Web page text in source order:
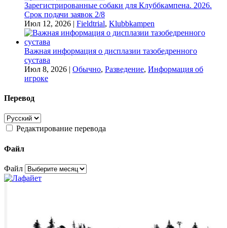
Зарегистрированные собаки для Клуббкампена. 2026.
Срок подачи заявок 2/8
Июл 12, 2026 | Fieldtrial, Klubbkampen
Важная информация о дисплазии тазобедренного
сустава
Июл 8, 2026 | Обычно, Разведение, Информация об
игроке
Перевод
Редактирование перевода
Файл
Файл